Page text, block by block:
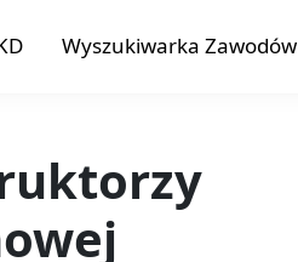
Wyszukiwarka Zawodów